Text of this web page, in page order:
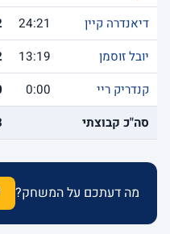
דיאנדרה קיין
24:21
יובל זוסמן
13:19
קנדריק ריי
0:00
סה"כ קבוצתי
מה דעתכם על המשחק?